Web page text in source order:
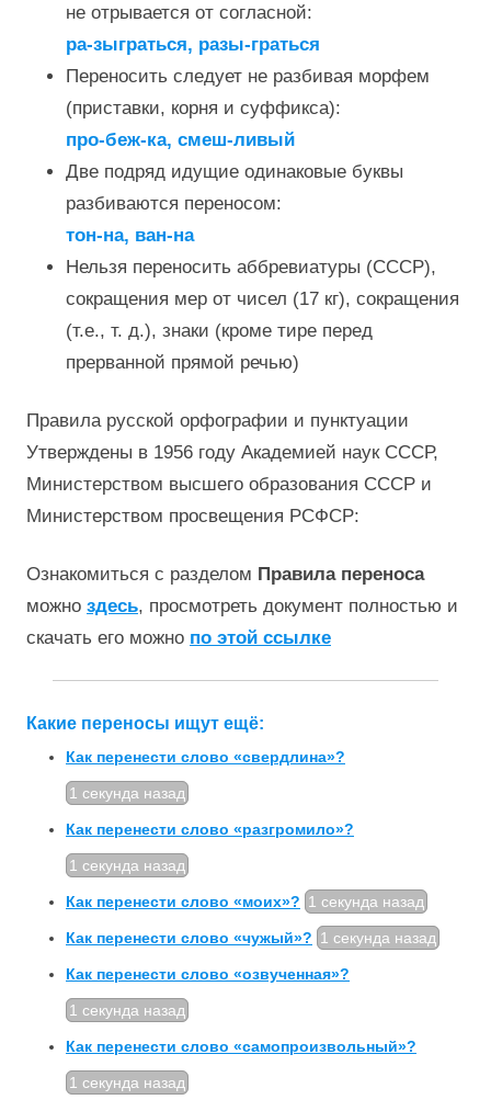
не отрывается от согласной:
ра-зыграться, разы-граться
Переносить следует не разбивая морфем
(приставки, корня и суффикса):
про-беж-ка, смеш-ливый
Две подряд идущие одинаковые буквы
разбиваются переносом:
тон-на, ван-на
Нельзя переносить аббревиатуры (СССР),
сокращения мер от чисел (17 кг), сокращения
(т.е., т. д.), знаки (кроме тире перед
прерванной прямой речью)
Правила русской орфографии и пунктуации
Утверждены в 1956 году Академией наук СССР,
Министерством высшего образования СССР и
Министерством просвещения РСФСР:
Ознакомиться с разделом Правила переноса
можно здесь, просмотреть документ полностью и
скачать его можно по этой ссылке
Какие переносы ищут ещё:
Как перенести слово «свердлина»?
1 секунда назад
Как перенести слово «разгромило»?
1 секунда назад
Как перенести слово «моих»? 1 секунда назад
Как перенести слово «чужый»? 1 секунда назад
Как перенести слово «озвученная»?
1 секунда назад
Как перенести слово «самопроизвольный»?
1 секунда назад